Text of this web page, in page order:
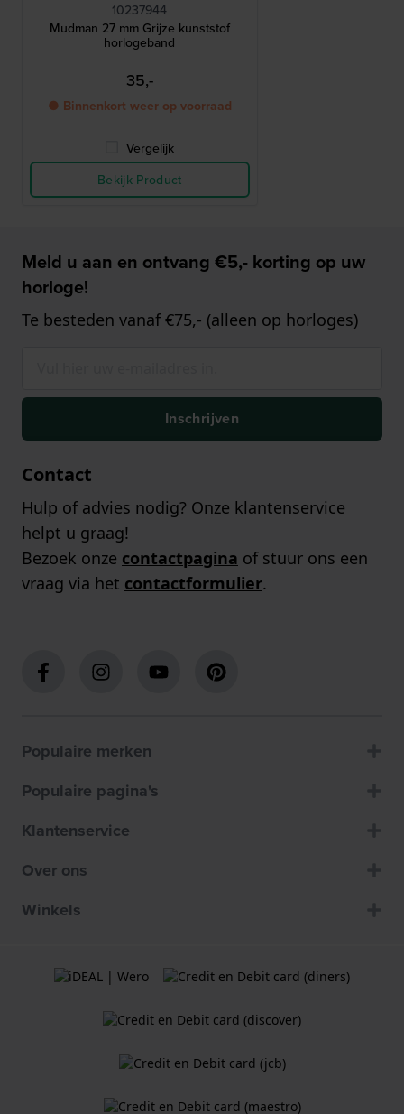
10237944
Mudman 27 mm Grijze kunststof
horlogeband
35,-
● Binnenkort weer op voorraad
Vergelijk
Bekijk Product
Meld u aan en ontvang €5,- korting op uw
horloge!
Te besteden vanaf €75,- (alleen op horloges)
Inschrijven
Contact
Hulp of advies nodig? Onze klantenservice
helpt u graag!
Bezoek onze contactpagina of stuur ons een
vraag via het contactformulier.
Populaire merken
Populaire pagina's
Klantenservice
Over ons
Winkels